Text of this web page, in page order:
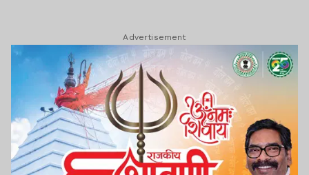
Advertisement